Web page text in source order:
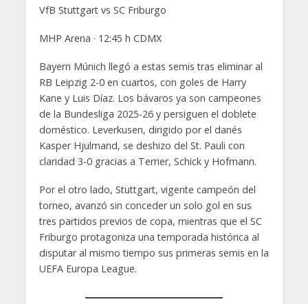
VfB Stuttgart vs SC Friburgo
MHP Arena · 12:45 h CDMX
Bayern Múnich llegó a estas semis tras eliminar al
RB Leipzig 2-0 en cuartos, con goles de Harry
Kane y Luis Díaz. Los bávaros ya son campeones
de la Bundesliga 2025-26 y persiguen el doblete
doméstico. Leverkusen, dirigido por el danés
Kasper Hjulmand, se deshizo del St. Pauli con
claridad 3-0 gracias a Terrier, Schick y Hofmann.
Por el otro lado, Stuttgart, vigente campeón del
torneo, avanzó sin conceder un solo gol en sus
tres partidos previos de copa, mientras que el SC
Friburgo protagoniza una temporada histórica al
disputar al mismo tiempo sus primeras semis en la
UEFA Europa League.